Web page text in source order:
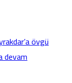
övgü
devam